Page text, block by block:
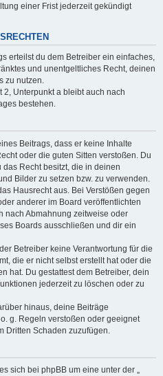
einer Frist jederzeit gekündigt
erteilst du dem Betreiber ein einfaches,
und unentgeltliches Recht, deinen
zu nutzen.
2, Unterpunkt a bleibt auch nach
bestehen.
Beitrags, dass er keine Inhalte
oder die guten Sitten verstoßen. Du
Recht besitzt, die in deinen
Bilder zu setzen bzw. zu verwenden.
Hausrecht aus. Bei Verstößen gegen
anderer im Board veröffentlichten
nach Abmahnung zeitweise oder
Boards ausschließen und dir ein
Betreiber keine Verantwortung für die
die er nicht selbst erstellt hat oder die
hat. Du gestattest dem Betreiber, dein
jederzeit zu löschen oder zu
hinaus, deine Beiträge
g. Regeln verstoßen oder geeignet
Dritten Schaden zuzufügen.
sich bei phpBB um eine unter der „